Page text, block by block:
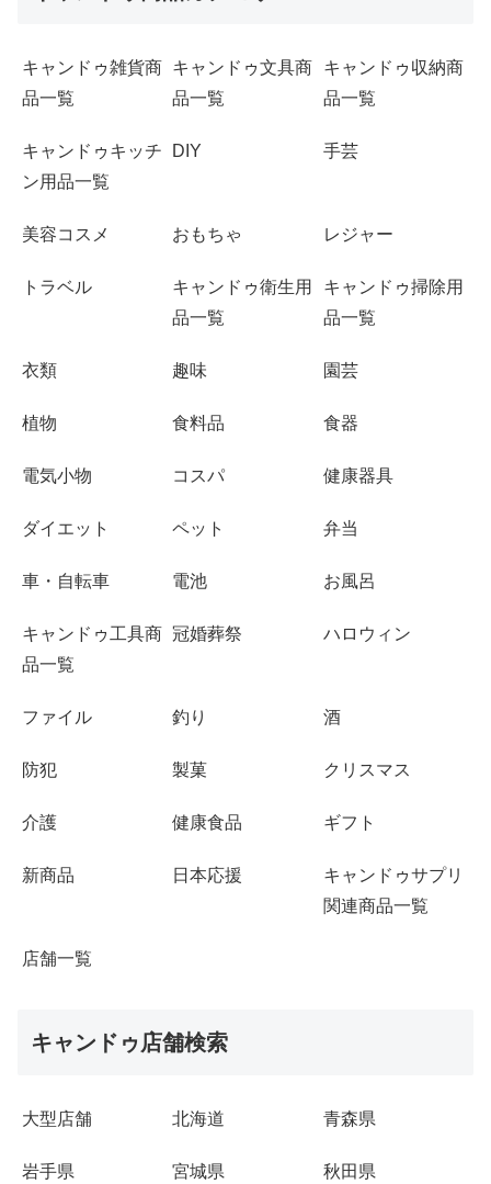
キャンドゥ雑貨商
品一覧
キャンドゥ文具商
品一覧
キャンドゥ収納商
品一覧
キャンドゥキッチ
ン用品一覧
DIY 手芸
美容コスメ おもちゃ レジャー
トラベル
キャンドゥ衛生用
品一覧
キャンドゥ掃除用
品一覧
衣類 趣味 園芸
植物 食料品 食器
電気小物 コスパ 健康器具
ダイエット ペット 弁当
車・自転車 電池 お風呂
キャンドゥ工具商
品一覧
冠婚葬祭 ハロウィン
ファイル 釣り 酒
防犯 製菓 クリスマス
介護 健康食品 ギフト
新商品 日本応援
キャンドゥサプリ
関連商品一覧
店舗一覧
キャンドゥ店舗検索
大型店舗 北海道 青森県
岩手県 宮城県 秋田県